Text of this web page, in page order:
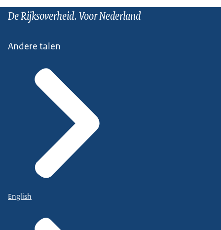
De Rijksoverheid. Voor Nederland
Andere talen
English